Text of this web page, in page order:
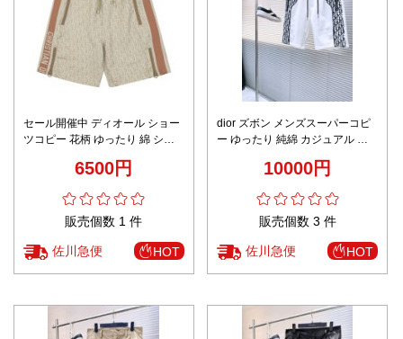
セール開催中 ディオール ショー
ツコピー 花柄 ゆったり 綿 ショ
6500円
販売個数 1 件
佐川急便 HOT
dior ズボン メンズスーパーコピ
ー ゆったり 純綿 カジュアル シ
10000円
販売個数 3 件
佐川急便 HOT